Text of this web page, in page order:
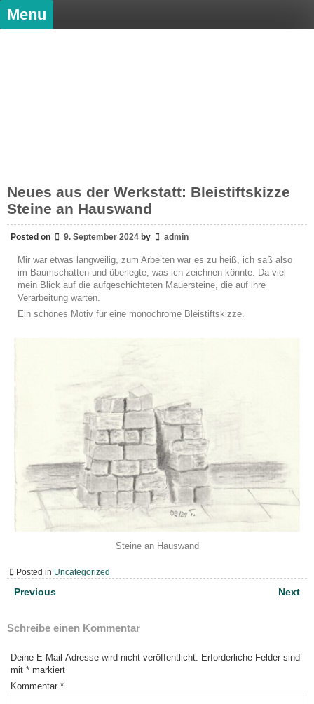
Menu
Neues aus der Werkstatt: Bleistiftskizze
Steine an Hauswand
Posted on 9. September 2024 by admin
Mir war etwas langweilig, zum Arbeiten war es zu heiß, ich saß also
im Baumschatten und überlegte, was ich zeichnen könnte. Da viel
mein Blick auf die aufgeschichteten Mauersteine, die auf ihre
Verarbeitung warten.
Ein schönes Motiv für eine monochrome Bleistiftskizze.
Steine an Hauswand
Posted in Uncategorized
Previous Next
Schreibe einen Kommentar
Deine E-Mail-Adresse wird nicht veröffentlicht. Erforderliche Felder sind
mit* markiert
Kommentar*